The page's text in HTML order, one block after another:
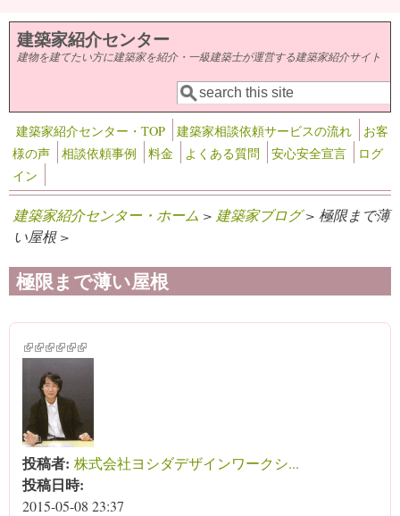
メインコンテンツに移動
建築家紹介センター
建物を建てたい方に建築家を紹介・一級建築士が運営する建築家紹介サイト
検索フォーム
検索
建築家紹介センター・TOP 建築家相談依頼サービスの流れ
お客
様の声
相談依頼事例 料金 よくある質問 安心安全宣言
ログ
イン
建築家紹介センター・ホーム > 建築家ブログ> 極限まで薄
い屋根 >
極限まで薄い屋根
(link is external)
(link is external)
(link is external)
(link is external)
(link is external)
(link is external)
投稿者: 株式会社ヨシダデザインワークシ...
投稿日時:
2015-05-08 23:37